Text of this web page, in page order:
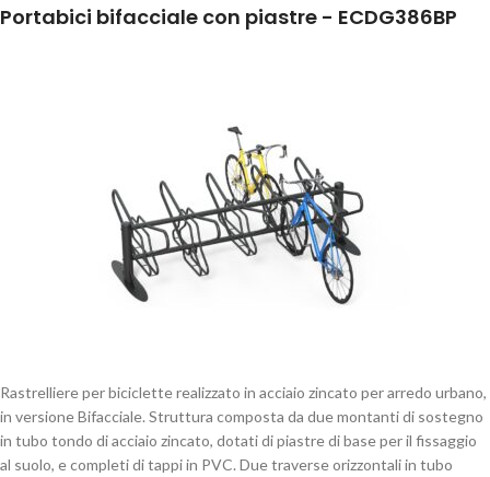
Portabici bifacciale con piastre - ECDG386BP
Rastrelliere per biciclette realizzato in acciaio zincato per arredo urbano,
in versione Bifacciale. Struttura composta da due montanti di sostegno
in tubo tondo di acciaio zincato, dotati di piastre di base per il fissaggio
al suolo, e completi di tappi in PVC. Due traverse orizzontali in tubo